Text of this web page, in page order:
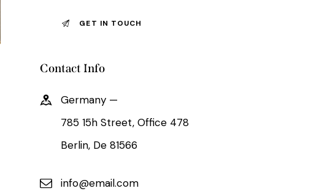
Contact Info
Germany —
785 15h Street, Office 478
Berlin, De 81566
info@email.com